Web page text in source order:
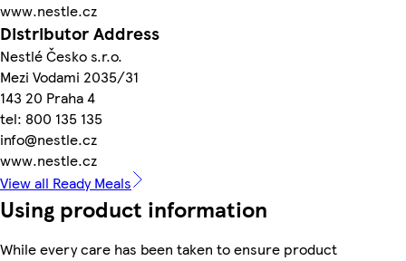
www.nestle.cz
Distributor Address
Nestlé Česko s.r.o.
Mezi Vodami 2035/31
143 20 Praha 4
tel: 800 135 135
info@nestle.cz
www.nestle.cz
View all Ready Meals
Using product information
While every care has been taken to ensure product